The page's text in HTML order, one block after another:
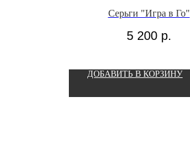
Серьги "Игра в Го"
5 200 р.
ДОБАВИТЬ В КОРЗИНУ